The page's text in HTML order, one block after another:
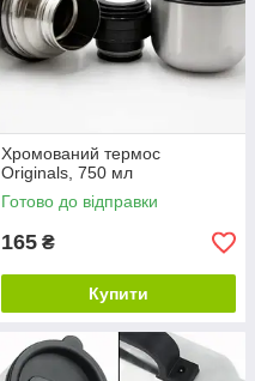
Хромований термос
Originals, 750 мл
Готово до відправки
165 ₴
Купити